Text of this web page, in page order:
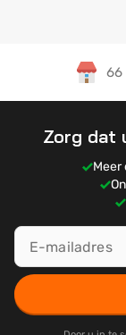
66
Zorg dat
Meer